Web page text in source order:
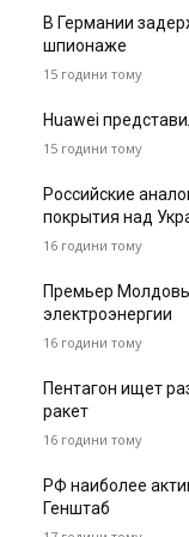
В Германии
шпионаже
15 години тому
Huawei
15 години тому
Российские
покрытия над
16 години тому
Премьер
электроэнергии
16 години тому
Пентагон ищет
ракет
16 години тому
РФ наиболее
Генштаб